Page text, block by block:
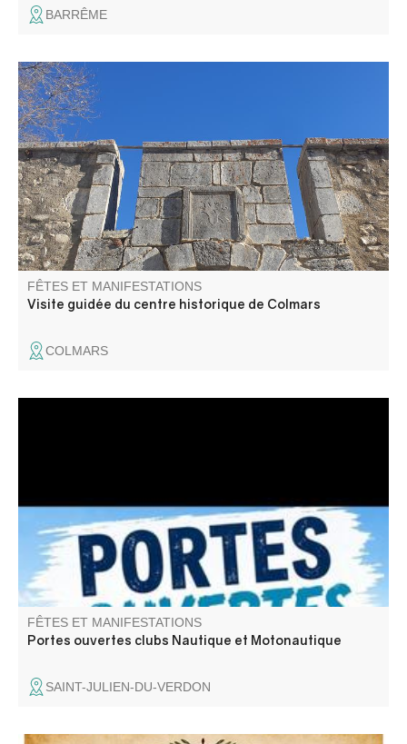
BARRÊME
Pour découvrir l'histoire et les secrets de Colmars à
travers ses ruelles, ses places et ses monuments
principaux.
FÊTES ET MANIFESTATIONS
Visite guidée du centre historique de Colmars
COLMARS
FÊTES ET MANIFESTATIONS
Portes ouvertes clubs Nautique et Motonautique
SAINT-JULIEN-DU-VERDON